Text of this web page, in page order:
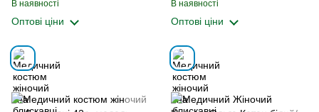
В наявності
Оптові ціни
В наявності
Оптові ціни